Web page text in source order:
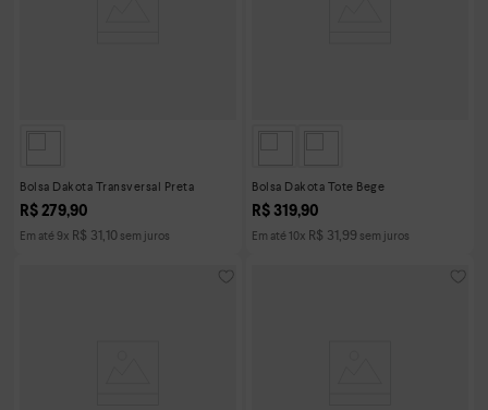
Bolsa Dakota Transversal Preta
R$ 279,90
Em até 9x R$ 31,10 sem juros
Bolsa Dakota Tote Bege
R$ 319,90
Em até10x R$ 31,99 sem juros